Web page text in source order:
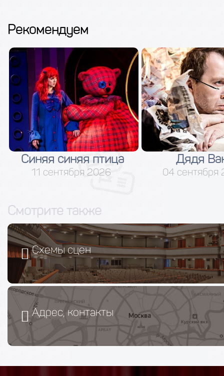
Рекомендуем
Синяя синяя птица
11 сентября 2026
Дядя
04 сентября
Смотрите также
Схемы сцен
Адрес, контакты